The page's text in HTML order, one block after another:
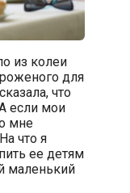
из колеи
для
что
если мои
мне
что я
ее детям
маленький